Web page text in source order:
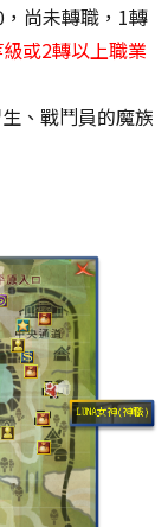
尚未轉職，1轉
或2轉以上職業
、戰鬥員的魔族